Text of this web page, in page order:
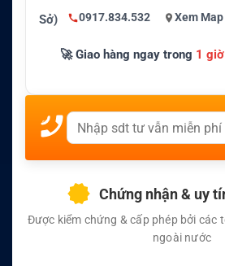
Sở) 0917.834.532 Xem Map
🚀 Giao hàng ngay trong 1 giờ
Chứng nhận & uy
Được kiểm chứng & cấp phép bởi các
ngoài nước